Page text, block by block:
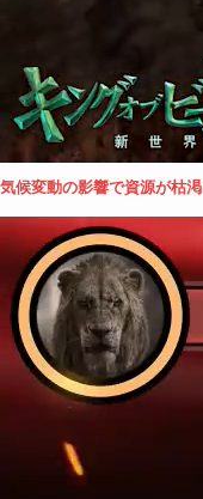
気候変動の影響で資源が枯渇